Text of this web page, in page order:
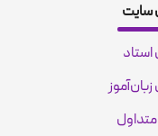
سایت
استاد